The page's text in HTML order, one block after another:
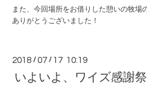
また、今回場所をお借りした憩いの牧場
ありがとうございました！
2018 /07 / 17 10:19
いよいよ、ワイズ感謝